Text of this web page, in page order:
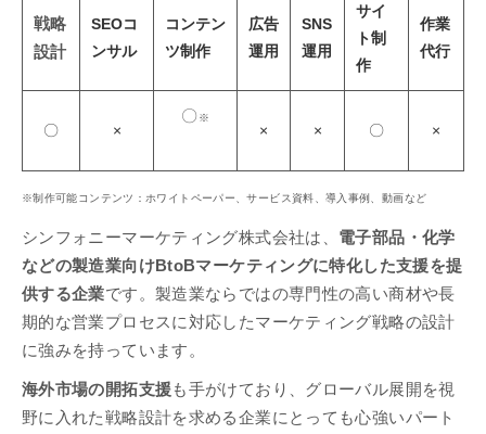
戦略
設計
SEOコ
ンサル
コンテン
ツ制作
広告
運用
SNS
運用
サイ
ト制
作
作業
代行
〇 ×
〇※
× × 〇 ×
※制作可能コンテンツ：ホワイトペーパー、サービス資料、導入事例、動画など
シンフォニーマーケティング株式会社は、 電子部品・化学
などの製造業向けBtoBマーケティングに特化した支援を提
供する企業です。製造業ならではの専門性の高い商材や長
期的な営業プロセスに対応したマーケティング戦略の設計
に強みを持っています。
海外市場の開拓支援も手がけており、グローバル展開を視
野に入れた戦略設計を求める企業にとっても心強いパート